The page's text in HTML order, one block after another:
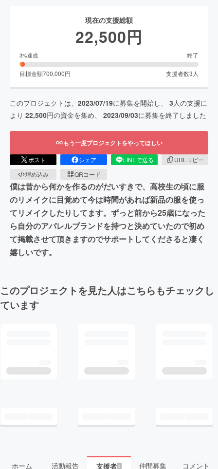
現在の支援総額
22,500円
3%達成 終了
目標金額700,000円 支援者数3 人
このプロジェクトは、 2023/07/19に募集を開始し、 3人の支援に
より 22,500円の資金を集め、 2023/09/03に募集を終了しました
もう一度プロジェクトをやってほしい
ポスト シェア LINEで送る
URLコピー
埋め込み
QRコード
僕は昔から何かを作るのがだいすきで、高校生の頃に服
のリメイクに目覚めて今は時間があれば新品の服を使っ
てリメイクしたりしてます。ずっと前から25歳になった
ら自分のアパレルブランドを持つと決めていたので初め
て掲載させて頂きますのでサポートしてくださると凄く
嬉しいです。
このプロジェクトを見た人はこちらもチェックし
ています
ホーム 活動報告 支援者3 仲間募集 コメント